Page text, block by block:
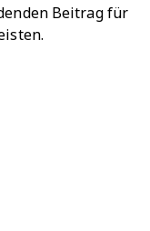
Beitrag für